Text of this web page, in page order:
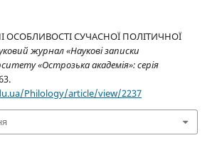
ОСОБЛИВОСТІ СУЧАСНОЇ ПОЛІТИЧНОЇ
журнал «Наукові записки
«Острозька академія»: серія
Philology/article/view/2237